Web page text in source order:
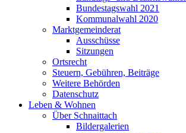
Bundestagswahl 2021
Kommunalwahl 2020
Marktgemeinderat
Ausschüsse
Sitzungen
Ortsrecht
Steuern, Gebühren, Beiträge
Weitere Behörden
Datenschutz
Leben & Wohnen
Über Schnaittach
Bildergalerien